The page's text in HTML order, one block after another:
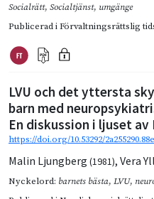
Socialrätt, Socialtjänst, umgänge
Publicerad iFörvaltningsrättslig
LVU och det yttersta
barn med
En diskussion i ljuset av
https://doi.org/10.53292/
Malin Ljungberg (1981), Vera
Nyckelord: barnets bästa, LVU,